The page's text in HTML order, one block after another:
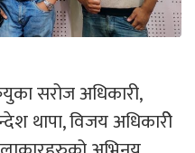
सरोज अधिकारी,
थापा, विजय अधिकारीे